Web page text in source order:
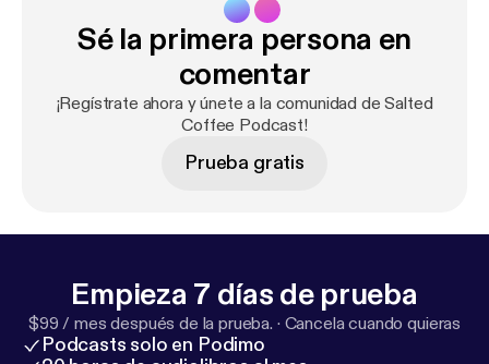
www.youtube.com/channel/UCtEfH-
3CDUVUio6TnSKTsfA Twitter:
twitter.com/SaltedCoffeePod Instagram:
instagram.com/saltedcoffeepodcast/ Email:
saltedcoffeepodcast@gmail.com
Sé la primera persona en
comentar
¡Regístrate ahora y únete a la comunidad de Salted
Coffee Podcast!
Prueba gratis
Empieza 7 días de prueba
$99 / mes después de la prueba. · Cancela cuando quieras
Podcasts solo en Podimo